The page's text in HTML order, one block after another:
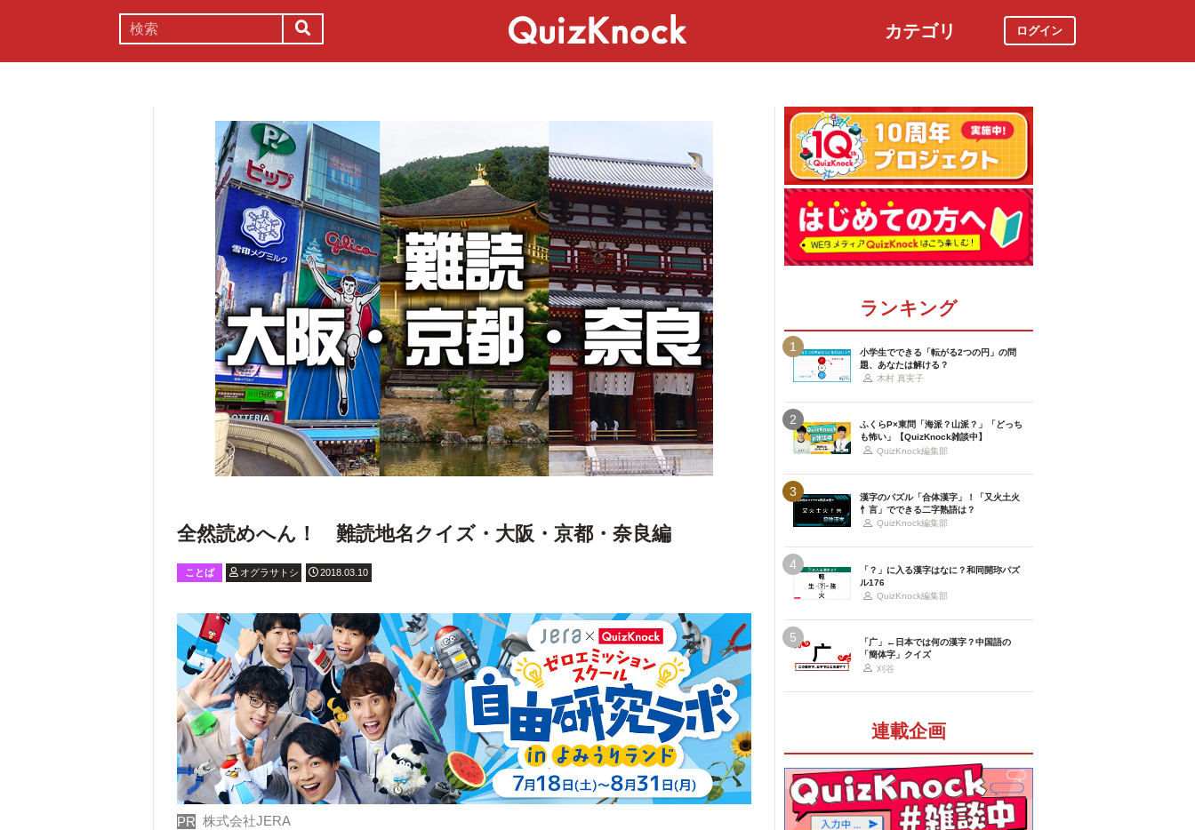
カテゴリ ログイン
全然読めへん！ 難読地名クイズ・大阪・京都・奈良編
ことば オグラサトシ 2018.03.10
PR 株式会社JERA
ランキング
1
小学生でできる「転がる2つの円」の問
題、あなたは解ける？
木村 真実子
2
ふくらP×東問「海派？山派？」「どっち
も怖い」【QuizKnock雑談中】
QuizKnock編集部
3
漢字のパズル「合体漢字」！「又火土火
忄言」でできる二字熟語は？
QuizKnock編集部
4
「？」に入る漢字はなに？和同開珎パズ
ル176
QuizKnock編集部
5
「广」←日本では何の漢字？中国語の
「簡体字」クイズ
刈谷
連載企画